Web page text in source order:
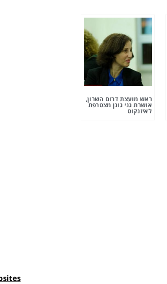
ראש מועצת דרום השרון,
אושרת גני גונן מצטרפת
לאיזנקוט